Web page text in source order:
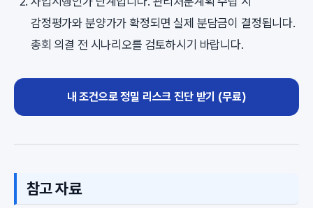
감정평가와 분양가가 확정되면 실제 분담금이 결정됩니다.
총회 의결 전 시나리오를 검토하시기 바랍니다.
내 조건으로 정밀 리스크 진단 받기 (무료)
참고 자료